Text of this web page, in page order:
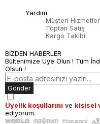
Yardım
Müşteri
Toptan Satış
Kargo Takibi
BİZDEN HABERLER
Bültenimize Üye Olun ! Tüm
Olsun !
Gönder
Üyelik koşullarını ve kişisel
ediyorum.